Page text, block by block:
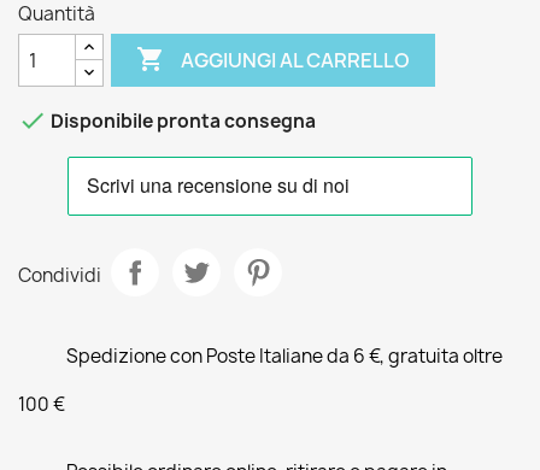
Quantità
 AGGIUNGI AL CARRELLO
 Disponibile pronta consegna
Condividi
Spedizione con Poste Italiane da 6 €, gratuita oltre
100 €